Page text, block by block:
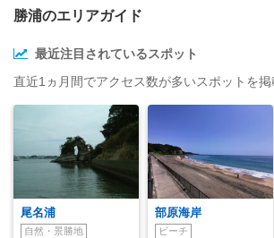
勝浦のエリアガイド
最近注目されているスポット
直近1ヵ月間でアクセス数が多いスポットを掲
尾名浦
自然・景勝地
部原海岸
ビーチ